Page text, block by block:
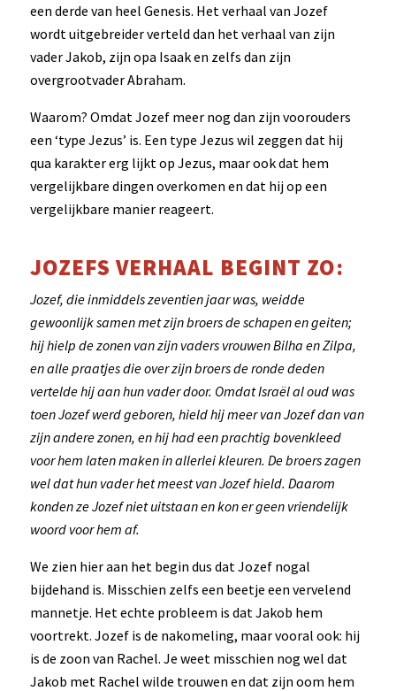
een derde van heel Genesis. Het verhaal van Jozef
wordt uitgebreider verteld dan het verhaal van zijn
vader Jakob, zijn opa Isaak en zelfs dan zijn
overgrootvader Abraham.
Waarom? Omdat Jozef meer nog dan zijn voorouders
een ‘type Jezus’ is. Een type Jezus wil zeggen dat hij
qua karakter erg lijkt op Jezus, maar ook dat hem
vergelijkbare dingen overkomen en dat hij op een
vergelijkbare manier reageert.
JOZEFS VERHAAL BEGINT ZO:
Jozef, die inmiddels zeventien jaar was, weidde
gewoonlijk samen met zijn broers de schapen en geiten;
hij hielp de zonen van zijn vaders vrouwen Bilha en Zilpa,
en alle praatjes die over zijn broers de ronde deden
vertelde hij aan hun vader door. Omdat Israël al oud was
toen Jozef werd geboren, hield hij meer van Jozef dan van
zijn andere zonen, en hij had een prachtig bovenkleed
voor hem laten maken in allerlei kleuren. De broers zagen
wel dat hun vader het meest van Jozef hield. Daarom
konden ze Jozef niet uitstaan en kon er geen vriendelijk
woord voor hem af.
We zien hier aan het begin dus dat Jozef nogal
bijdehand is. Misschien zelfs een beetje een vervelend
mannetje. Het echte probleem is dat Jakob hem
voortrekt. Jozef is de nakomeling, maar vooral ook: hij
is de zoon van Rachel. Je weet misschien nog wel dat
Jakob met Rachel wilde trouwen en dat zijn oom hem